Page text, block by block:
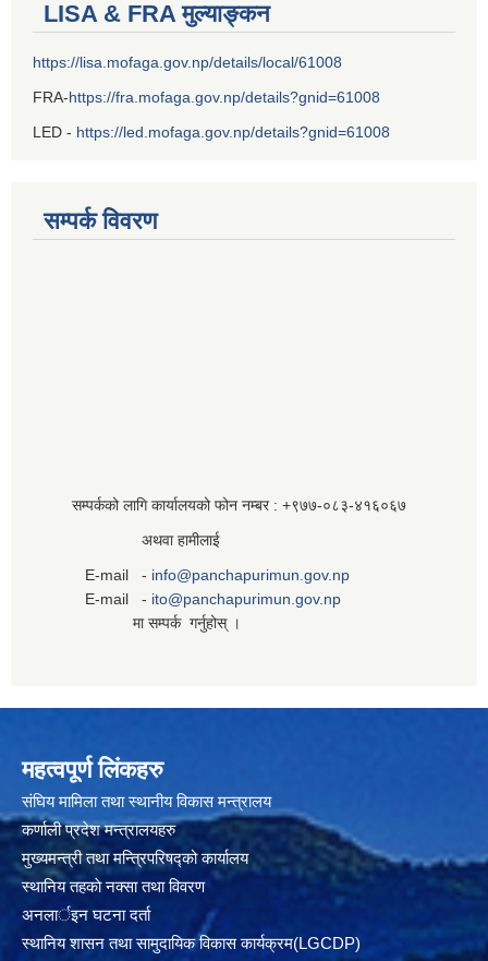
LISA & FRA मुल्याङ्कन
https://lisa.mofaga.gov.np/details/local/61008
FRA-https://fra.mofaga.gov.np/details?gnid=61008
LED - https://led.mofaga.gov.np/details?gnid=61008
सम्पर्क विवरण
सम्पर्कको लागि कार्यालयको फोन नम्बर : +९७७-०८३‍-४१६०६७
अथवा हामीलाई
E-mail - info@panchapurimun.gov.np
E-mail - ito@panchapurimun.gov.np
मा सम्पर्क गर्नुहोस् ।
महत्वपूर्ण लिंकहरु
संघिय मामिला तथा स्थानीय विकास मन्त्रालय
कर्णाली प्रदेश मन्त्रालयहरु
मुख्यमन्त्री तथा मन्त्रिपरिषद्को कार्यालय
स्थानिय तहकाे नक्सा तथा विवरण
अनलार्इन घटना दर्ता
स्थानिय शासन तथा सामुदायिक विकास कार्यक्रम(LGCDP)